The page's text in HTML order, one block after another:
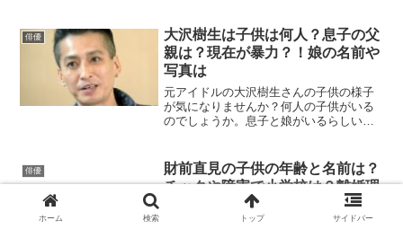
かにされているのでしょうか。こちらの
記事では広末涼子さんの子供についてま
とめていきます。
俳優
大沢樹生は子供は何人？息子の父
親は？現在が暴力？！娘の名前や
写真は
元アイドルの大沢樹生さんの子供の様子
が気になりませんか？何人の子供がいる
のでしょうか。息子と娘がいるらしいで
目も大きかったですね・・・この記事で
は大沢樹生さんの子供の様子について詳
しくまとめていきます。
俳優
財前直見の子供の年齢と名前は？
チックや障害で小学校は？離婚理
ホーム 検索 トップ サイドバー